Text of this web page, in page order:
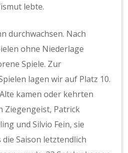
lebte.
durchwachsen. Nach
ohne Niederlage
Spiele. Zur
lagen wir auf Platz 10.
kamen oder kehrten
Ziegengeist, Patrick
und Silvio Fein, sie
Saison letztendlich